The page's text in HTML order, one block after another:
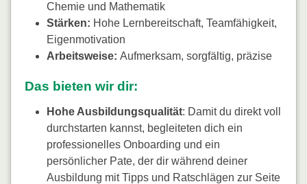
Chemie und Mathematik
Stärken: Hohe Lernbereitschaft, Teamfähigkeit,
Eigenmotivation
Arbeitsweise: Aufmerksam, sorgfältig, präzise
Das bieten wir dir:
Hohe Ausbildungsqualität: Damit du direkt voll
durchstarten kannst, begleiteten dich ein
professionelles Onboarding und ein
persönlicher Pate, der dir während deiner
Ausbildung mit Tipps und Ratschlägen zur Seite